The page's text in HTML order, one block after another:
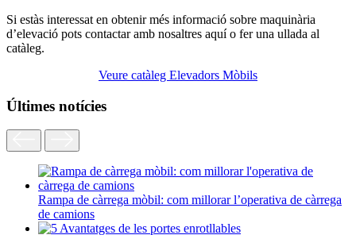
Si estàs interessat en obtenir més informació sobre maquinària
d’elevació pots contactar amb nosaltres aquí o fer una ullada al
catàleg.
Veure catàleg Elevadors Mòbils
Últimes notícies
Rampa de càrrega mòbil: com millorar l’operativa de càrrega
de camions